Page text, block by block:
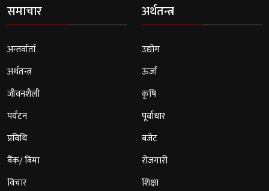
समाचार
अन्तर्वार्ता
अर्थतन्त्र
जीवनशैली
पर्यटन
प्रविधि
बैंक/ बिमा
विचार
अर्थतन्त्र
उद्योग
ऊर्जा
कृषि
पूर्वाधार
बजेट
रोजगारी
शिक्षा